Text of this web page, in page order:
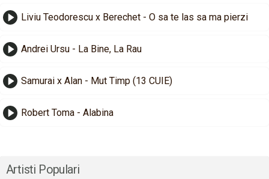
Liviu Teodorescu x Berechet - O sa te las sa ma pierzi
Andrei Ursu - La Bine, La Rau
Samurai x Alan - Mut Timp (13 CUIE)
Robert Toma - Alabina
Artisti Populari